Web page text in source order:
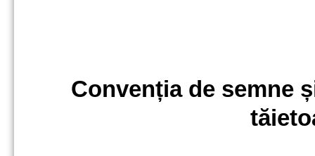
Convenția de semne